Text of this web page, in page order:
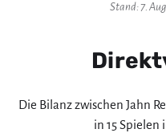
Stand: 7.
Die Bilanz zwischen Jahn
in 15 Spielen